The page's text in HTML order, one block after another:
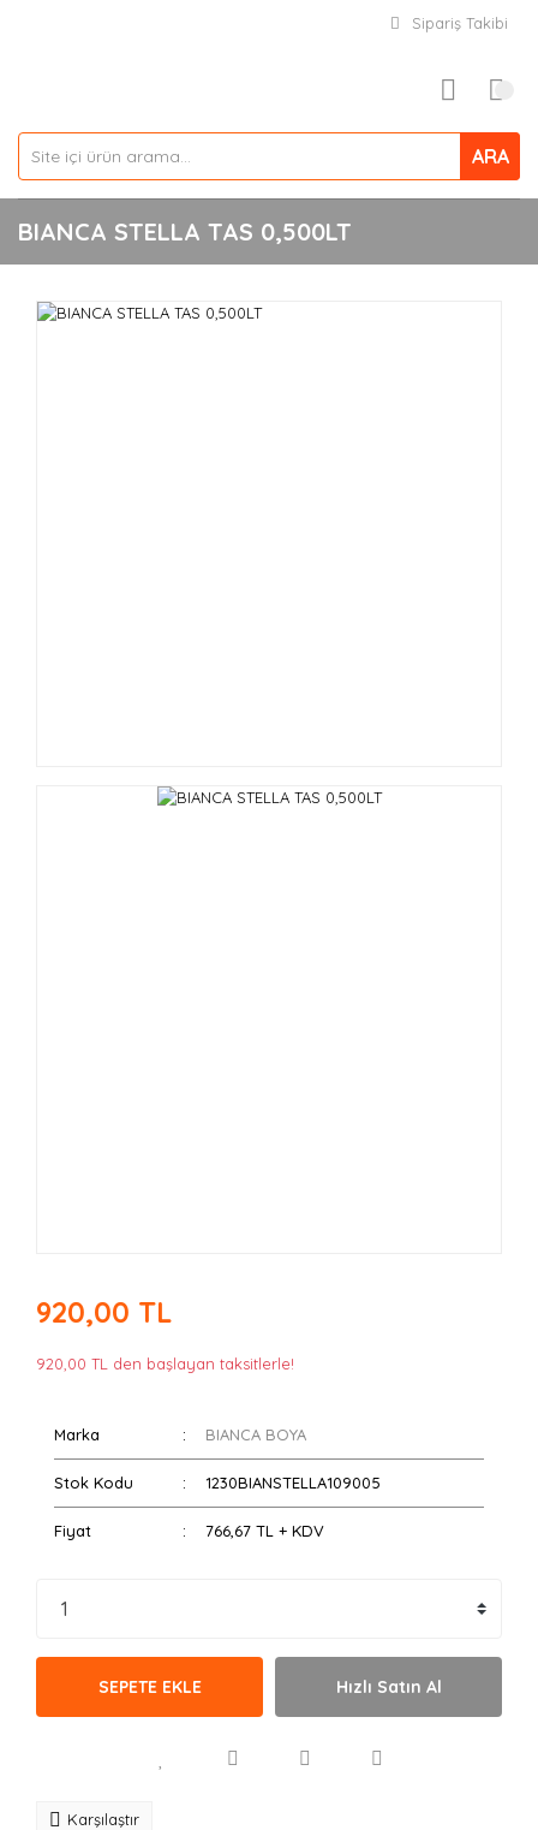
Sipariş Takibi
ARA
BIANCA STELLA TAS 0,500LT
920,00 TL
920,00 TL den başlayan taksitlerle!
Marka BIANCA BOYA
Stok Kodu 1230BIANSTELLA109005
Fiyat 766,67 TL + KDV
SEPETE EKLE Hızlı Satın Al
Karşılaştır